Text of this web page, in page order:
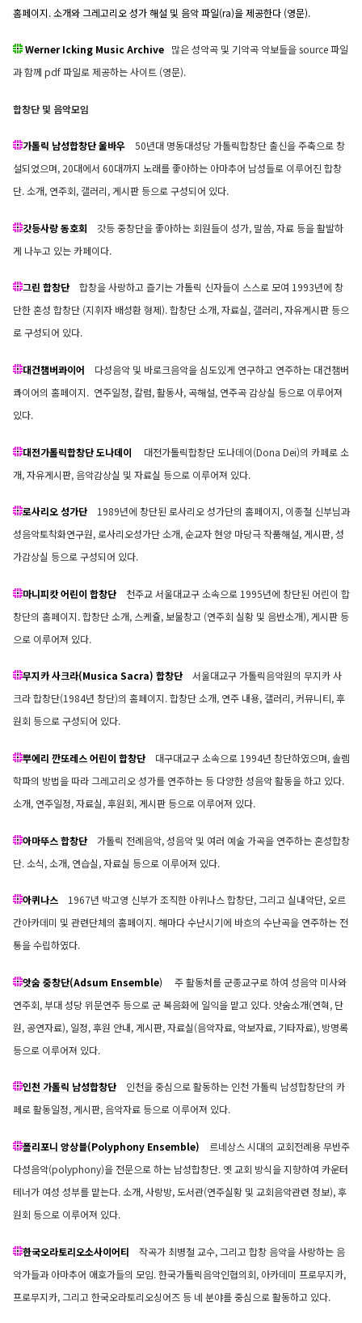
홈페이지. 소개와 그레고리오 성가 해설 및 음악 파일(ra)을 제공한다 (영문).
Werner Icking Music Archive많은 성악곡 및 기악곡 악보들을 source 파일
과 함께 pdf 파일로 제공하는 사이트 (영문).
합창단 및 음악모임
가톨릭 남성합창단 울바우50년대 명동대성당 가톨릭합창단 출신을 주축으로 창
설되었으며, 20대에서 60대까지 노래를 좋아하는 아마추어 남성들로 이루어진 합창
단. 소개, 연주회, 갤러리, 게시판 등으로 구성되어 있다.
갓등사랑 동호회 갓등 중창단을 좋아하는 회원들이 성가, 말씀, 자료 등을 활발하
게 나누고 있는 카페이다.
그린 합창단합창을 사랑하고 즐기는 가톨릭 신자들이 스스로 모여 1993년에 창
단한 혼성 합창단 (지휘자 배성환 형제). 합창단 소개, 자료실, 갤러리, 자유게시판 등으
로 구성되어 있다.
대건챔버콰이어 다성음악 및 바로크음악을 심도있게 연구하고 연주하는 대건챔버
콰이어의 홈페이지. 연주일정, 칼럼, 활동사, 곡해설, 연주곡 감상실 등으로 이루어져
있다.
대전가톨릭합창단 도나데이 대전가톨릭합창단 도나데이(Dona Dei)의 카페로 소
개, 자유게시판, 음악감상실 및 자료실 등으로 이루어져 있다.
로사리오 성가단1989년에 창단된 로사리오 성가단의 홈페이지, 이종철 신부님과
성음악토착화연구원, 로사리오성가단 소개, 순교자 현양 마당극 작품해설, 게시판, 성
가감상실 등으로 구성되어 있다.
마니피캇 어린이 합창단천주교 서울대교구 소속으로 1995년에 창단된 어린이 합
창단의 홈페이지. 합창단 소개, 스케쥴, 보물창고 (연주회 실황 및 음반소개), 게시판 등
으로 이루어져 있다.
무지카 사크라(Musica Sacra) 합창단서울대교구 가톨릭음악원의 무지카 사
크라 합창단(1984년 창단)의 홈페이지. 합창단 소개, 연주 내용, 갤러리, 커뮤니티, 후
원회 등으로 구성되어 있다.
뿌에리 깐또레스 어린이 합창단대구대교구 소속으로 1994년 창단하였으며, 솔렘
학파의 방법을 따라 그레고리오 성가를 연주하는 등 다양한 성음악 활동을 하고 있다.
소개, 연주일정, 자료실, 후원회, 게시판 등으로 이루어져 있다.
아마뚜스 합창단가톨릭 전례음악, 성음악 및 여러 예술 가곡을 연주하는 혼성합창
단. 소식, 소개, 연습실, 자료실 등으로 이루어져 있다.
아퀴나스1967년 박고영 신부가 조직한 아퀴나스 합창단, 그리고 실내악단, 오르
간아카데미 및 관련단체의 홈페이지. 해마다 수난시기에 바흐의 수난곡을 연주하는 전
통을 수립하였다.
앗숨 중창단(Adsum Ensemble) 주 활동처를 군종교구로 하여 성음악 미사와
연주회, 부대 성당 위문연주 등으로 군 복음화에 일익을 맡고 있다. 앗숨소개(연혁, 단
원, 공연자료), 일정, 후원 안내, 게시판, 자료실(음악자료, 악보자료, 기타자료), 방명록
등으로 이루어져 있다.
인천 가톨릭 남성합창단인천을 중심으로 활동하는 인천 가톨릭 남성합창단의 카
페로 활동일정, 게시판, 음악자료 등으로 이루어져 있다.
폴리포니 앙상블(Polyphony Ensemble) 르네상스 시대의 교회전례용 무반주
다성음악(polyphony)을 전문으로 하는 남성합창단. 옛 교회 방식을 지향하여 카운터
테너가 여성 성부를 맡는다. 소개, 사랑방, 도서관(연주실황 및 교회음악관련 정보), 후
원회 등으로 이루어져 있다.
한국오라토리오소사이어티 작곡가 최병철 교수, 그리고 합창 음악을 사랑하는 음
악가들과 아마추어 애호가들의 모임. 한국가톨릭음악인협의회, 아카데미 프로무지카,
프로무지카, 그리고 한국오라토리오싱어즈 등 네 분야를 중심으로 활동하고 있다.